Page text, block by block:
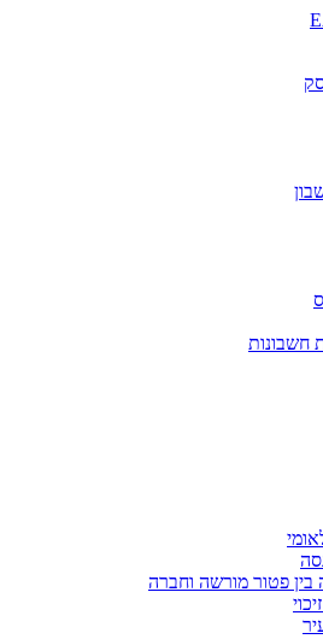
חשבונות
בין פטור מורשה וחברה